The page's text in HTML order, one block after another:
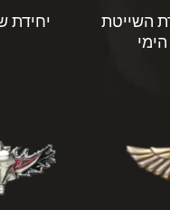
| יחידת השייטת
הימי
יחידת